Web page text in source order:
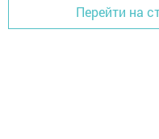
Перейти на